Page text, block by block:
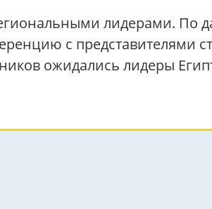
лидерами. По
с представителями
ожидались лидеры